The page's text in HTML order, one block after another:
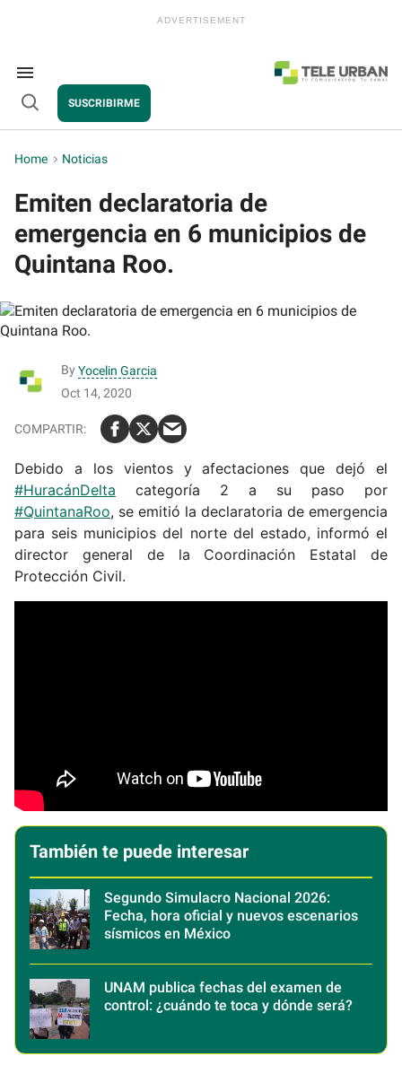
Search
&
Section
Navigation
Open
SUSCRIBIRME
Home > Noticias
Emiten declaratoria de
emergencia en 6 municipios de
Quintana Roo.
By Yocelin Garcia
Oct 14, 2020
Debido a los vientos y afectaciones que dejó el
#HuracánDelta categoría 2 a su paso por
#QuintanaRoo, se emitió la declaratoria de emergencia
para seis municipios del norte del estado, informó el
director general de la Coordinación Estatal de
Protección Civil.
También te puede interesar
Segundo Simulacro Nacional 2026:
Fecha, hora oficial y nuevos escenarios
sísmicos en México
UNAM publica fechas del examen de
control: ¿cuándo te toca y dónde será?